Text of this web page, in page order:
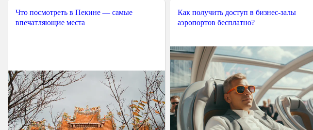
Что посмотреть в Пекине — самые
впечатляющие места
Как получить доступ в бизнес-залы
аэропортов бесплатно?